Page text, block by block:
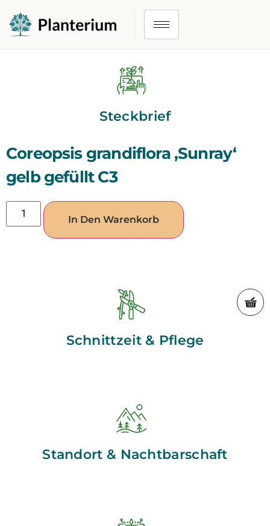
Steckbrief
Coreopsis grandiflora ‚Sunray‘
gelb gefüllt C3
In Den Warenkorb
Schnittzeit & Pflege
Standort & Nachtbarschaft